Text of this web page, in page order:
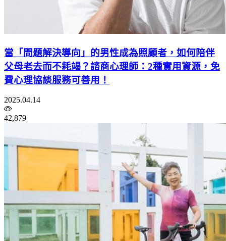
當「問題解決導向」的男性成為照顧者，如何陪伴
父母老去而不耗竭？諮商心理師：2種實用資源，免
費心理協談服務可善用！
2025.04.14
42,879